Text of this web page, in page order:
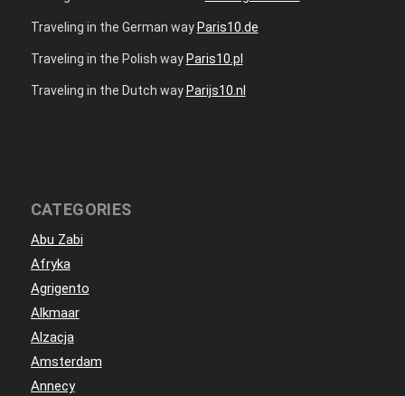
Traveling in the German way Paris10.de
Traveling in the Polish way Paris10.pl
Traveling in the Dutch way Parijs10.nl
CATEGORIES
Abu Zabi
Afryka
Agrigento
Alkmaar
Alzacja
Amsterdam
Annecy